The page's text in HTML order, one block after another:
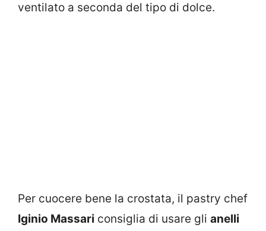
ventilato a seconda del tipo di dolce.
Per cuocere bene la crostata, il pastry chef
Iginio Massari consiglia di usare gli anelli